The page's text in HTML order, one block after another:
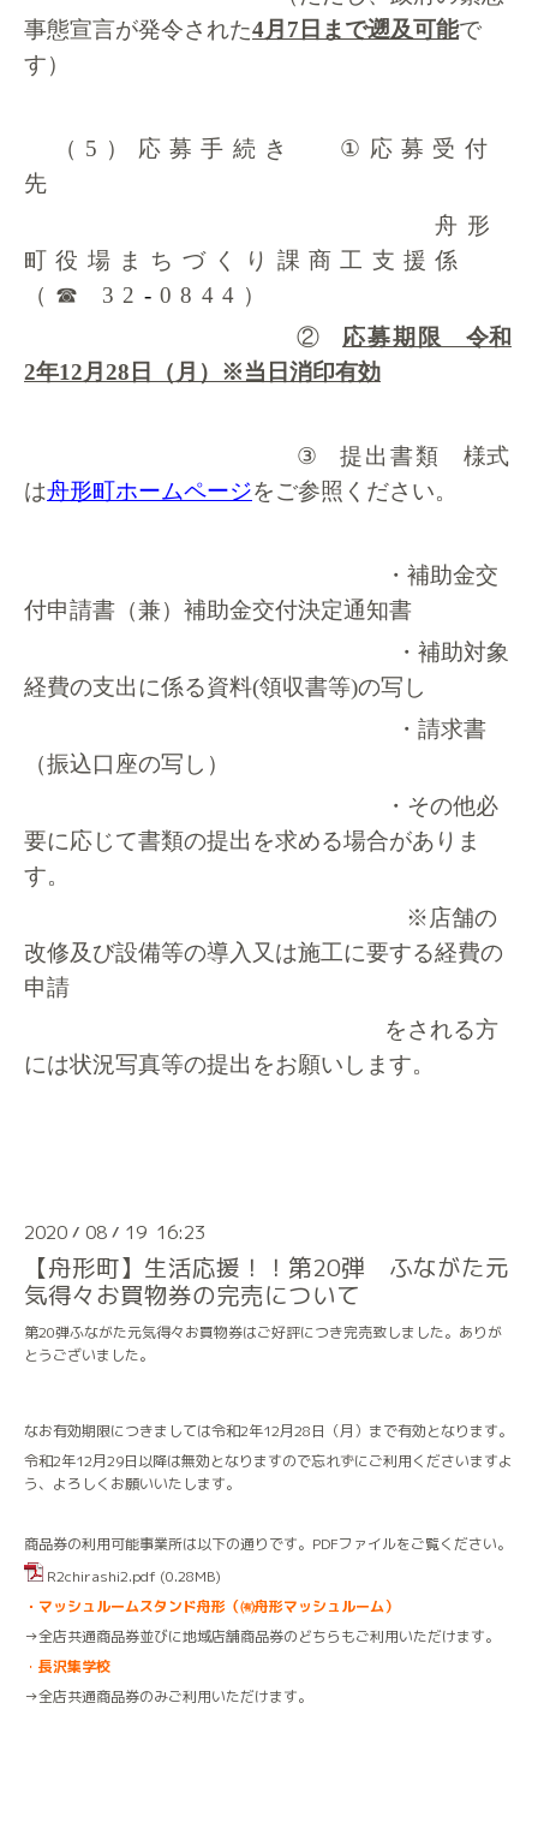
事態宣言が発令された4月 7 日まで遡及可能で
す）
（5 ） 応募手続き ① 応募受付
先
舟形
町役場まちづくり課商工支援係
（☎
32 -0844 ）
② 応募期限
令和
2年12月 28 日（月）※当日消印有効
③ 提出書類 様式
は舟形町ホームページをご参照ください。
・補助金交
付申請書（兼）補助金交付決定通知書
・補助対象
経費の支出に係る資料(領収書等)の写し
・請求書
（振込口座の写し）
・その他必
要に応じて書類の提出を求める場合がありま
す。
※店舗の
改修及び設備等の導入又は施工に要する経費の
申請
をされる方
には状況写真等の提出をお願いします。
2020 / 08 / 19 16:23
【舟形町】生活応援！！第20弾 ふながた元
気得々お買物券の完売について
第20弾ふながた元気得々お買物券はご好評につき完売致しました。ありが
とうございました。
なお有効期限につきましては令和2年12月28日（月）まで有効となります。
令和2年12月29日以降は無効となりますので忘れずにご利用くださいますよ
う、よろしくお願いいたします。
商品券の利用可能事業所は以下の通りです。PDFファイルをご覧ください。
R2chirashi2.pdf (0.28MB)
・マッシュルームスタンド舟形（㈲舟形マッシュルーム）
→全店共通商品券並びに地域店舗商品券のどちらもご利用いただけます。
・ 長沢集学校
→全店共通商品券のみご利用いただけます。